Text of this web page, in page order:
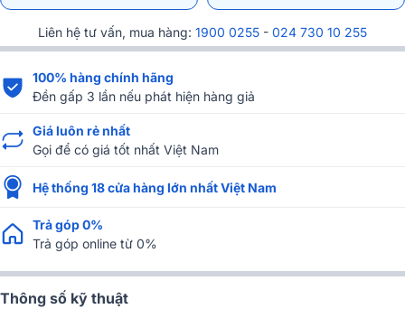
Liên hệ tư vấn, mua hàng: 1900 0255 - 024 730 10 255
100% hàng chính hãng
Đền gấp 3 lần nếu phát hiện hàng giả
Giá luôn rẻ nhất
Gọi để có giá tốt nhất Việt Nam
Hệ thống 18 cửa hàng lớn nhất Việt Nam
Trả góp 0%
Trả góp online từ 0%
Thông số kỹ thuật